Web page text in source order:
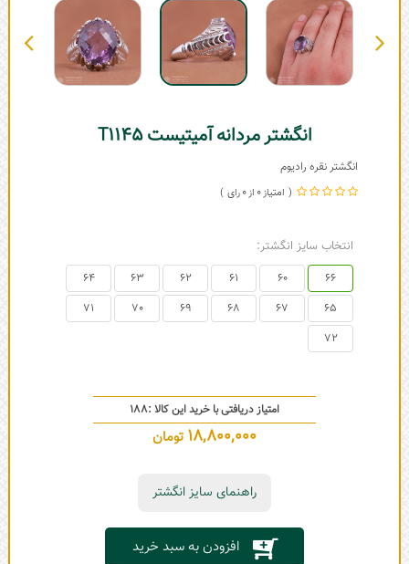
انگشتر مردانه آمیتیست T1145
انگشتر نقره رادیوم
0
0
انتخاب سایز انگشتر:
66
60
61
62
63
64
65
67
68
69
70
71
72
امتیاز دریافتی با خرید این کالا :188
18,800,000 تومان
راهنمای سایز انگشتر
افزودن به سبد خرید